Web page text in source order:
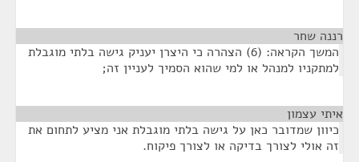
רננה שחר
המשך הקראה: (6) הצהרה כי היצרן יעניק גישה בלתי מוגבלת
למתקניו למנהל או למי שהוא הסמיך לעניין זה;
איתי עצמון
כיוון שמדובר כאן על גישה בלתי מוגבלת אני מציע לתחום את
זה אולי לצורך בדיקה או לצורך פיקוח.